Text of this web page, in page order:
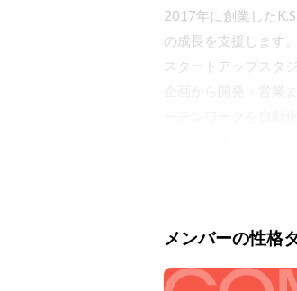
2017年に創業した
の成長を支援します。
スタートアップスタ
企画から開発・営業
西から日本全国の企
業者に対して、開発
単なる受託ではなく
メンバーの性格